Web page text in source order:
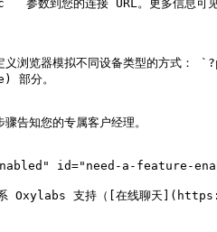
参数到您的连接 URL。更多
自定义浏览器模拟不同设备类
部分。
告知您的专属客户经理。
id="need-a-feature-
请联系 Oxylabs 支持（[在线聊